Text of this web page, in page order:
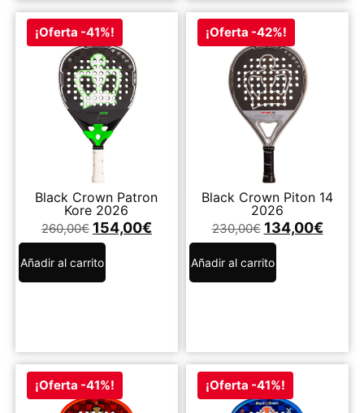
¡Oferta -41%!
Black Crown Patron
Kore 2026
260,00€ 154,00€
Añadir al carrito
¡Oferta -42%!
Black Crown Piton 14
2026
230,00€ 134,00€
Añadir al carrito
¡Oferta -41%! ¡Oferta -41%!